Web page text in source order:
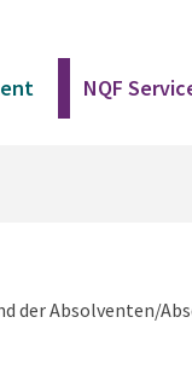
NQF
der Absolventen/